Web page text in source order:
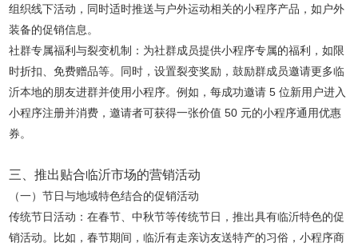
组织线下活动，同时适时推送与户外运动相关的小程序产品，如户外
装备的促销信息。
社群专属福利与裂变机制：为社群成员提供小程序专属的福利，如限
时折扣、免费赠品等。同时，设置裂变奖励，鼓励群成员邀请更多临
沂本地的朋友进群并使用小程序。例如，每成功邀请 5 位新用户进入
小程序注册并消费，邀请者可获得一张价值 50 元的小程序通用优惠
券。
三、推出贴合临沂市场的营销活动
（一）节日与地域特色结合的促销活动
传统节日活动：在春节、中秋节等传统节日，推出具有临沂特色的促
销活动。比如，春节期间，临沂有走亲访友送特产的习俗，小程序商